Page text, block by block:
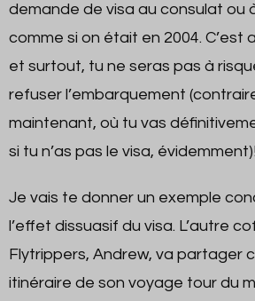
demande de visa au consulat ou
comme si on était en 2004. C’est
et surtout, tu ne seras pas à
refuser l’embarquement
maintenant, où tu vas
si tu n’as pas le visa, évidemment)!
Je vais te donner un exemple
l’effet dissuasif du visa. L’autre
Flytrippers, Andrew, va partager
itinéraire de son voyage tour du